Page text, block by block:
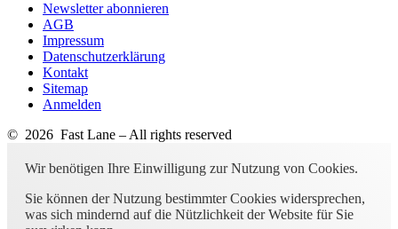
Newsletter abonnieren
AGB
Impressum
Datenschutzerklärung
Kontakt
Sitemap
Anmelden
© 2026 Fast Lane – All rights reserved
Wir benötigen Ihre Einwilligung zur Nutzung von Cookies.
Sie können der Nutzung bestimmter Cookies widersprechen,
was sich mindernd auf die Nützlichkeit der Website für Sie